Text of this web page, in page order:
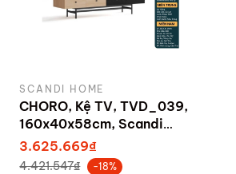
SCANDI HOME
CHORO, Kệ TV, TVD_039,
160x40x58cm, Scandi
Home
3.625.669₫
4.421.547₫ -18%